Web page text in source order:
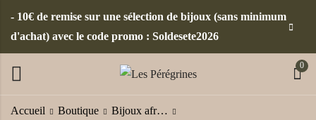
- 10€ de remise sur une sélection de bijoux (sans minimum
d'achat) avec le code promo : Soldesete2026
0
Accueil Boutique Bijoux africains